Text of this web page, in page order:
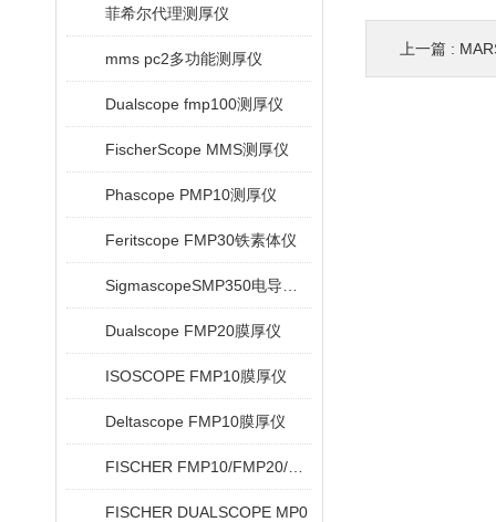
菲希尔代理测厚仪
mms pc2多功能测厚仪
Dualscope fmp100测厚仪
FischerScope MMS测厚仪
Phascope PMP10测厚仪
Feritscope FMP30铁素体仪
Dualscope FMP20膜厚仪
ISOSCOPE FMP10膜厚仪
Deltascope FMP10膜厚仪
FISCHER DUALSCOPE MP0
上一篇 :